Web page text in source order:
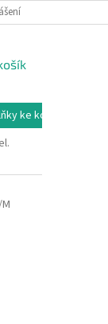
DOPRAVA, PLATBY A
ke kočárkům